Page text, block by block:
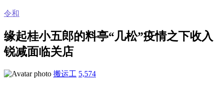
令和
缘起桂小五郎的料亭“几松”疫情之下收入
锐减面临关店
搬运工 5,574